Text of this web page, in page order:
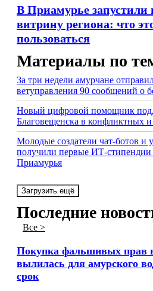
В Приамурье
витрину региона: что
пользоваться
Материалы по
За три недели амурчане
ветуправления 90 сообщений о
Новый цифровой помощник
Благовещенска в конфликтных и
Молодые создатели чат-ботов и
получили первые ИТ-стипендии
Приамурья
Загрузить ещё
Последние
Все >
Покупка фальшивых прав
вылилась для амурского
срок